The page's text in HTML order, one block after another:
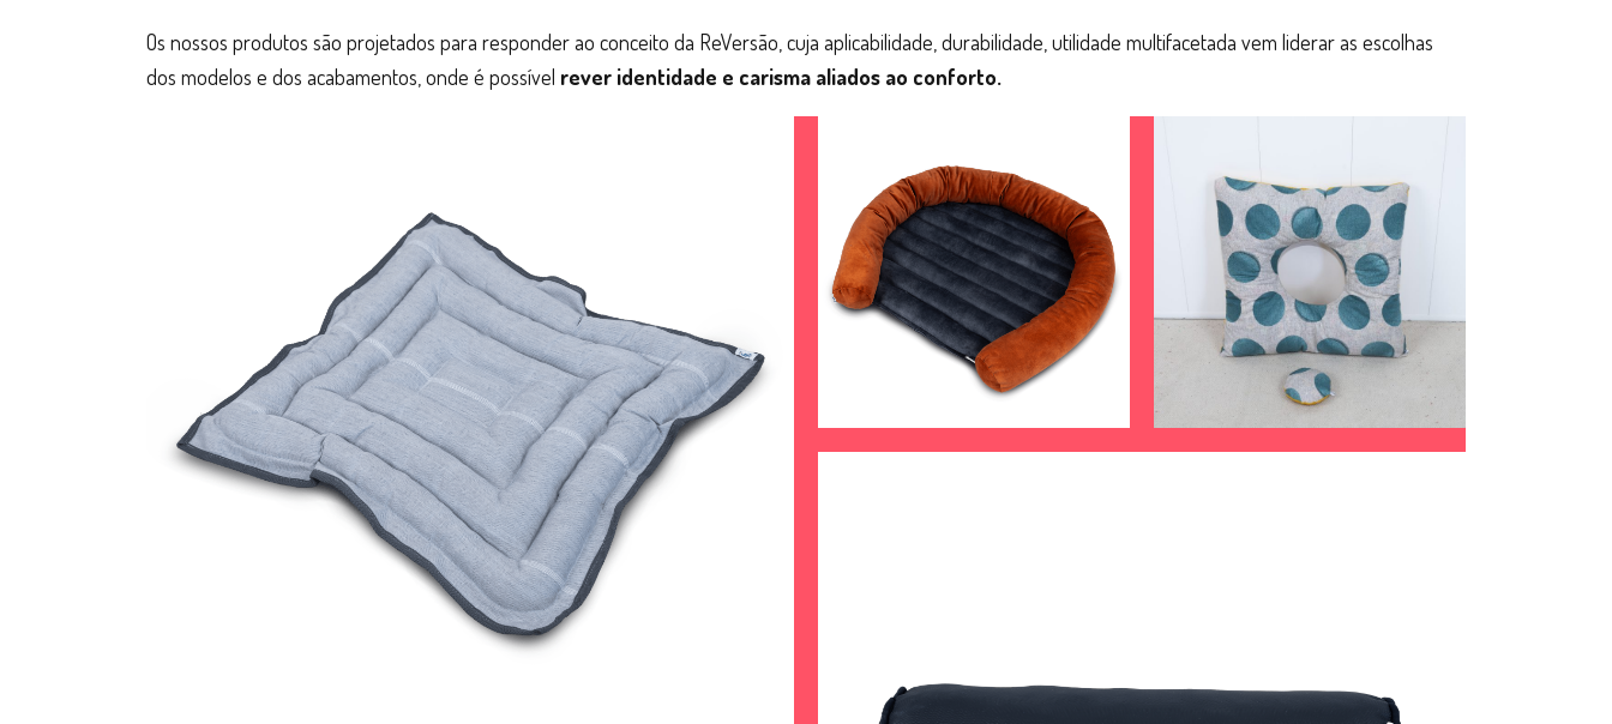
Os nossos produtos são projetados para responder ao conceito da ReVersão, cuja aplicabilidade, durabilidade, utilidade multifacetada vem liderar as escolhas
dos modelos e dos acabamentos, onde é possível rever identidade e carisma aliados ao conforto.